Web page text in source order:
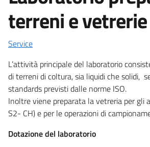
terreni e
Service
L’attività principale del laboratorio
di terreni di coltura, sia liquidi che solidi,
standards previsti dalle norme ISO.
Inoltre viene preparata la vetreria per gli
S2- CH) e per le operazioni di
Dotazione del laboratorio